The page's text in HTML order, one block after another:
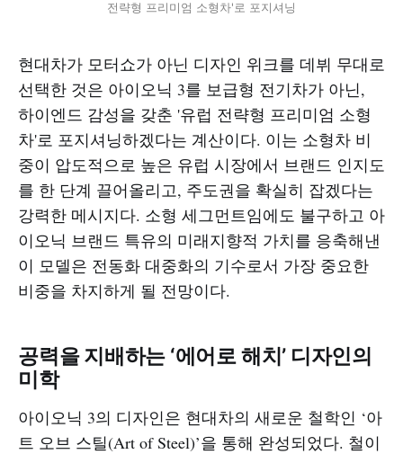
전략형 프리미엄 소형차'로 포지셔닝
현대차가 모터쇼가 아닌 디자인 위크를 데뷔 무대로
선택한 것은 아이오닉 3를 보급형 전기차가 아닌,
하이엔드 감성을 갖춘 '유럽 전략형 프리미엄 소형
차'로 포지셔닝하겠다는 계산이다. 이는 소형차 비
중이 압도적으로 높은 유럽 시장에서 브랜드 인지도
를 한 단계 끌어올리고, 주도권을 확실히 잡겠다는
강력한 메시지다. 소형 세그먼트임에도 불구하고 아
이오닉 브랜드 특유의 미래지향적 가치를 응축해낸
이 모델은 전동화 대중화의 기수로서 가장 중요한
비중을 차지하게 될 전망이다.
공력을 지배하는 ‘에어로 해치’ 디자인의
미학
아이오닉 3의 디자인은 현대차의 새로운 철학인 ‘아
트 오브 스틸(Art of Steel)’을 통해 완성되었다. 철이